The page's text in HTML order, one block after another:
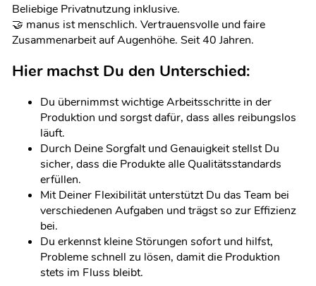
Beliebige Privatnutzung inklusive.
🤝 manus ist menschlich. Vertrauensvolle und faire
Zusammenarbeit auf Augenhöhe. Seit 40 Jahren.
Hier machst Du den Unterschied:
Du übernimmst wichtige Arbeitsschritte in der
Produktion und sorgst dafür, dass alles reibungslos
läuft.
Durch Deine Sorgfalt und Genauigkeit stellst Du
sicher, dass die Produkte alle Qualitätsstandards
erfüllen.
Mit Deiner Flexibilität unterstützt Du das Team bei
verschiedenen Aufgaben und trägst so zur Effizienz
bei.
Du erkennst kleine Störungen sofort und hilfst,
Probleme schnell zu lösen, damit die Produktion
stets im Fluss bleibt.